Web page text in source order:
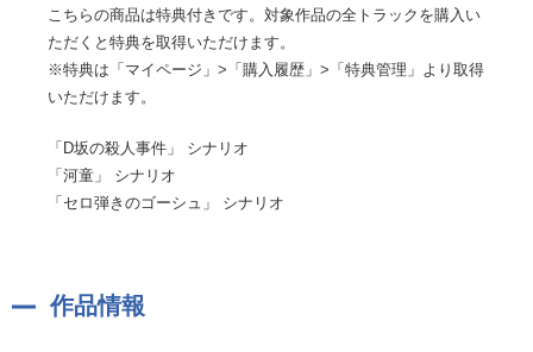
こちらの商品は特典付きです。対象作品の全トラックを購入い
ただくと特典を取得いただけます。
※特典は「マイページ」>「購入履歴」>「特典管理」より取得
いただけます。
「D坂の殺人事件」 シナリオ
「河童」 シナリオ
「セロ弾きのゴーシュ」 シナリオ
作品情報